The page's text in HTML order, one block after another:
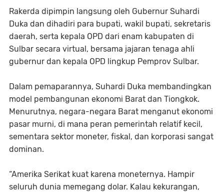
Rakerda dipimpin langsung oleh Gubernur Suhardi
Duka dan dihadiri para bupati, wakil bupati, sekretaris
daerah, serta kepala OPD dari enam kabupaten di
Sulbar secara virtual, bersama jajaran tenaga ahli
gubernur dan kepala OPD lingkup Pemprov Sulbar.
Dalam pemaparannya, Suhardi Duka membandingkan
model pembangunan ekonomi Barat dan Tiongkok.
Menurutnya, negara-negara Barat menganut ekonomi
pasar murni, di mana peran pemerintah relatif kecil,
sementara sektor moneter, fiskal, dan korporasi sangat
dominan.
“Amerika Serikat kuat karena moneternya. Hampir
seluruh dunia memegang dolar. Kalau kekurangan,